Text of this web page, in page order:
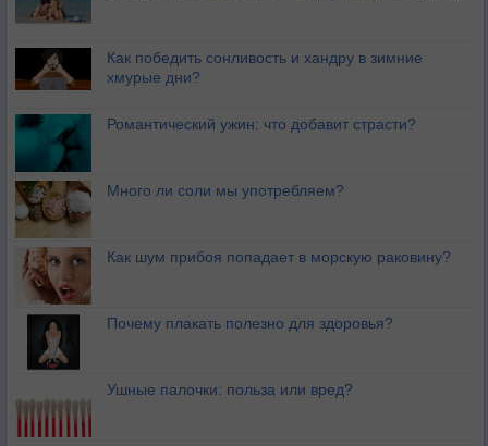
Как победить сонливость и хандру в зимние
хмурые дни?
Романтический ужин: что добавит страсти?
Много ли соли мы употребляем?
Как шум прибоя попадает в морскую раковину?
Почему плакать полезно для здоровья?
Ушные палочки: польза или вред?